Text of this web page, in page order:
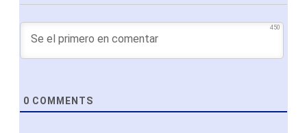
450
0 COMMENTS